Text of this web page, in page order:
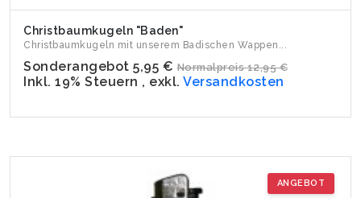
Christbaumkugeln "Baden"
Christbaumkugeln mit unserem Badischen Wappen...
Sonderangebot 5,95 € Normalpreis 12,95 €
Inkl. 19% Steuern , exkl. Versandkosten
ANGEBOT